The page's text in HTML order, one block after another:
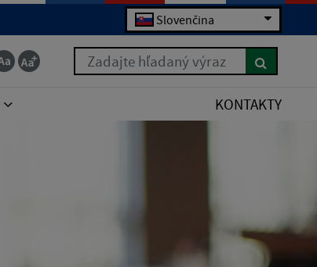
Slovenčina
Zadajte hľadaný výraz
KONTAKTY